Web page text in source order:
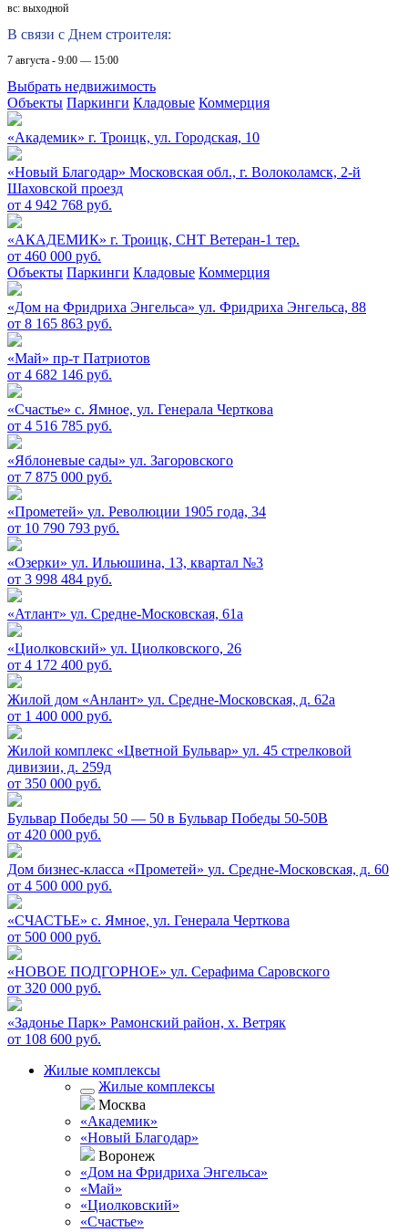
вс: выходной
В связи с Днем строителя:
7 августа - 9:00 — 15:00
Выбрать недвижимость
Объекты Паркинги Кладовые Коммерция
«Академик» г. Троицк, ул. Городская, 10
«Новый Благодар» Московская обл., г. Волоколамск, 2-й
Шаховской проезд
от 4 942 768 руб.
«АКАДЕМИК» г. Троицк, СНТ Ветеран-1 тер.
от 460 000 руб.
Объекты Паркинги Кладовые Коммерция
«Дом на Фридриха Энгельса» ул. Фридриха Энгельса, 88
от 8 165 863 руб.
«Май» пр-т Патриотов
от 4 682 146 руб.
«Счастье» c. Ямное, ул. Генерала Черткова
от 4 516 785 руб.
«Яблоневые сады» ул. Загоровского
от 7 875 000 руб.
«Прометей» ул. Революции 1905 года, 34
от 10 790 793 руб.
«Озерки» ул. Ильюшина, 13, квартал №3
от 3 998 484 руб.
«Атлант» ул. Средне-Московская, 61а
«Циолковский» ул. Циолковского, 26
от 4 172 400 руб.
Жилой дом «Анлант» ул. Средне-Московская, д. 62а
от 1 400 000 руб.
Жилой комплекс «Цветной Бульвар» ул. 45 стрелковой
дивизии, д. 259д
от 350 000 руб.
Бульвар Победы 50 — 50 в Бульвар Победы 50-50В
от 420 000 руб.
Дом бизнес-класса «Прометей» ул. Средне-Московская, д. 60
от 4 500 000 руб.
«СЧАСТЬЕ» c. Ямное, ул. Генерала Черткова
от 500 000 руб.
«НОВОЕ ПОДГОРНОЕ» ул. Серафима Саровского
от 320 000 руб.
«Задонье Парк» Рамонский район, х. Ветряк
от 108 600 руб.
Жилые комплексы
Жилые комплексы
Москва
«Академик»
«Новый Благодар»
Воронеж
«Дом на Фридриха Энгельса»
«Май»
«Циолковский»
«Счастье»